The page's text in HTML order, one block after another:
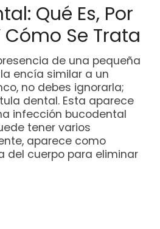
Qué Es, Por
Cómo Se Trata
de una pequeña
encía similar a un
no debes ignorarla;
dental. Esta aparece
infección bucodental
tener varios
aparece como
del cuerpo para eliminar